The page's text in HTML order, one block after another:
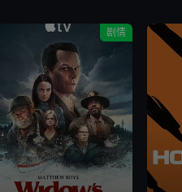
剧情